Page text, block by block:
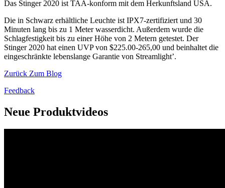
Das Stinger 2020 ist TAA-konform mit dem Herkunftsland USA.
Die in Schwarz erhältliche Leuchte ist IPX7-zertifiziert und 30
Minuten lang bis zu 1 Meter wasserdicht. Außerdem wurde die
Schlagfestigkeit bis zu einer Höhe von 2 Metern getestet. Der
Stinger 2020 hat einen UVP von $225.00-265,00 und beinhaltet die
eingeschränkte lebenslange Garantie von Streamlight’.
Zurück Zum Blog
Feedback
Neue Produktvideos